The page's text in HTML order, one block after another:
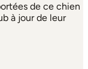
de ce chien
à jour de leur